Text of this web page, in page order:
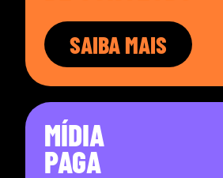
SAIBA MAIS
MÍDIA
PAGA